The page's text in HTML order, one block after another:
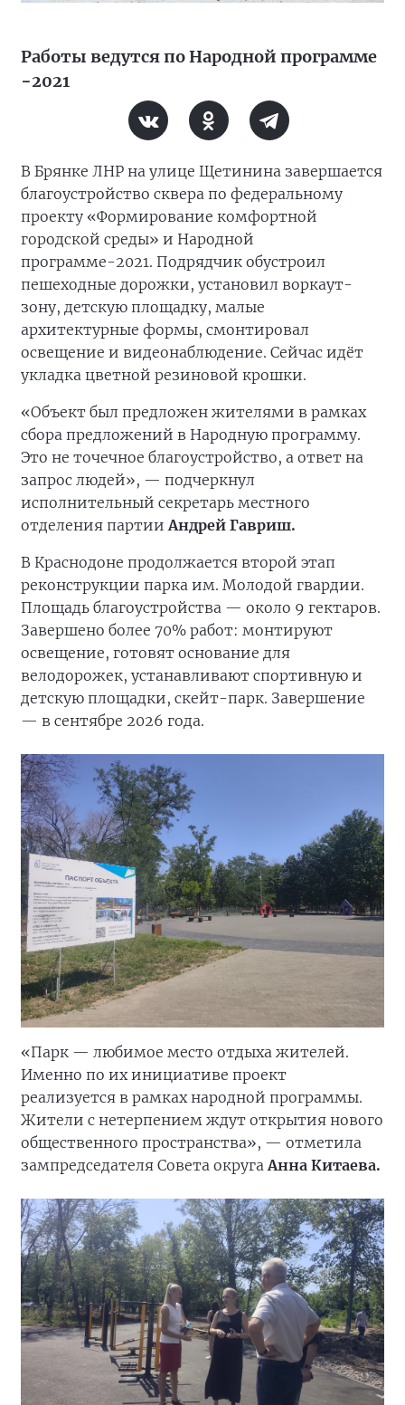
Работы ведутся по Народной программе
−2021
В Брянке ЛНР на улице Щетинина завершается
благоустройство сквера по федеральному
проекту «Формирование комфортной
городской среды» и Народной
программе-2021. Подрядчик обустроил
пешеходные дорожки, установил воркаут-
зону, детскую площадку, малые
архитектурные формы, смонтировал
освещение и видеонаблюдение. Сейчас идёт
укладка цветной резиновой крошки.
«Объект был предложен жителями в рамках
сбора предложений в Народную программу.
Это не точечное благоустройство, а ответ на
запрос людей», — подчеркнул
исполнительный секретарь местного
отделения партииАндрей Гавриш.
В Краснодоне продолжается второй этап
реконструкции парка им. Молодой гвардии.
Площадь благоустройства — около 9 гектаров.
Завершено более 70% работ: монтируют
освещение, готовят основание для
велодорожек, устанавливают спортивную и
детскую площадки, скейт-парк. Завершение
— в сентябре 2026 года.
«Парк — любимое место отдыха жителей.
Именно по их инициативе проект
реализуется в рамках народной программы.
Жители с нетерпением ждут открытия нового
общественного пространства», — отметила
зампредседателя Совета округа Анна Китаева.